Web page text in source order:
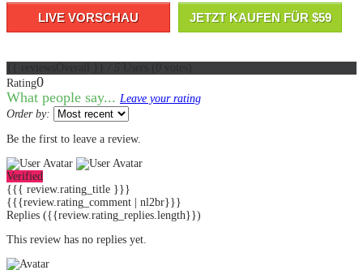
LIVE VORSCHAU JETZT KAUFEN FÜR $59
Rating0
What people say... Leave your rating
Order by:
Be the first to leave a review.
Verified
{{{ review.rating_title }}}
{{{review.rating_comment | nl2br}}}
Replies ({{review.rating_replies.length}})
This review has no replies yet.